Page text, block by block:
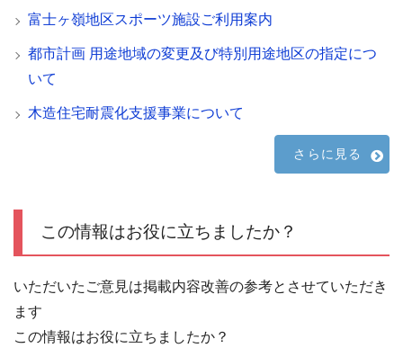
富士ヶ嶺地区スポーツ施設ご利用案内
都市計画 用途地域の変更及び特別用途地区の指定につ
いて
木造住宅耐震化支援事業について
さらに見る
この情報はお役に立ちましたか？
いただいたご意見は掲載内容改善の参考とさせていただき
ます
この情報はお役に立ちましたか？